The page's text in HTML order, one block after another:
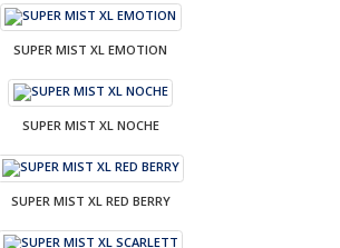
SUPER MIST XL EMOTION
SUPER MIST XL NOCHE
SUPER MIST XL RED BERRY